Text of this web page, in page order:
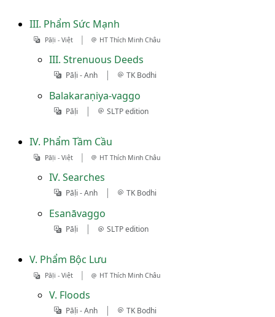
III. Phẩm Sức Mạnh
Pāḷi - Việt | HT Thích Minh Châu
III. Strenuous Deeds
Pāḷi - Anh | TK Bodhi
Balakaraṇiya-vaggo
Pāḷi | SLTP edition
IV. Phẩm Tầm Cầu
Pāḷi - Việt | HT Thích Minh Châu
IV. Searches
Pāḷi - Anh | TK Bodhi
Esanāvaggo
Pāḷi | SLTP edition
V. Phẩm Bộc Lưu
Pāḷi - Việt | HT Thích Minh Châu
V. Floods
Pāḷi - Anh | TK Bodhi